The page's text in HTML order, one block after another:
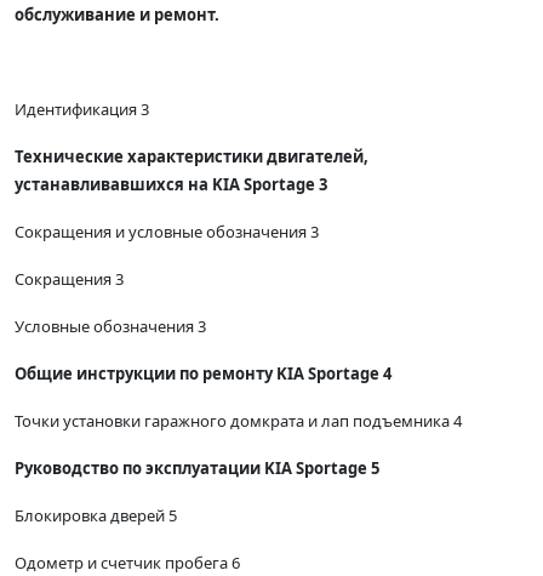
обслуживание и ремонт.
Идентификация 3
Технические характеристики двигателей,
устанавливавшихся на KIA Sportage 3
Сокращения и условные обозначения 3
Сокращения 3
Условные обозначения 3
Общие инструкции по ремонту KIA Sportage 4
Точки установки гаражного домкрата и лап подъемника 4
Руководство по эксплуатации KIA Sportage 5
Блокировка дверей 5
Одометр и счетчик пробега 6